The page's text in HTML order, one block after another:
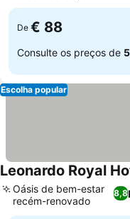
De € 88
Consulte os preços de
Escolha popular
Leonardo Royal
8,8
Oásis de bem-estar
recém-renovado